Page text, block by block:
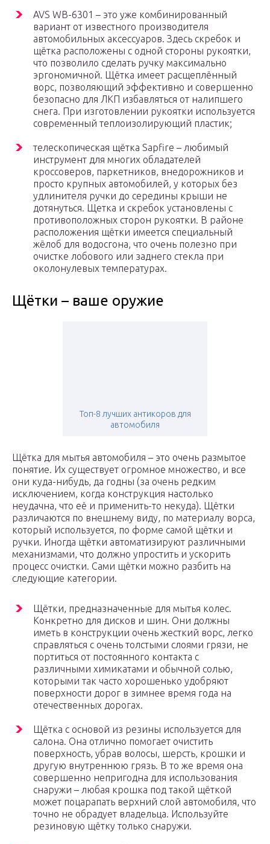
AVS WB-6301 – это уже комбинированный
вариант от известного производителя
автомобильных аксессуаров. Здесь скребок и
щётка расположены с одной стороны рукоятки,
что позволило сделать ручку максимально
эргономичной. Щётка имеет расщеплённый
ворс, позволяющий эффективно и совершенно
безопасно для ЛКП избавляться от налипшего
снега. При изготовлении рукоятки используется
современный теплоизолирующий пластик;
телескопическая щётка Sapfire – любимый
инструмент для многих обладателей
кроссоверов, паркетников, внедорожников и
просто крупных автомобилей, у которых без
удлинителя ручки до середины крыши не
дотянуться. Щетка и скребок установлены с
противоположных сторон рукоятки. В районе
расположения щётки имеется специальный
жёлоб для водосгона, что очень полезно при
очистке лобового или заднего стекла при
околонулевых температурах.
Щётки – ваше оружие
Топ-8 лучших антикоров для
автомобиля
Щётка для мытья автомобиля – это очень размытое
понятие. Их существует огромное множество, и все
они куда-нибудь, да годны (за очень редким
исключением, когда конструкция настолько
неудачна, что её и применить-то некуда). Щётки
различаются по внешнему виду, по материалу ворса,
который используется, по форме самой щётки и
ручки. Иногда щётки автоматизируют различными
механизмами, что должно упростить и ускорить
процесс очистки. Сами щётки можно разбить на
следующие категории.
Щётки, предназначенные для мытья колес.
Конкретно для дисков и шин. Они должны
иметь в конструкции очень жесткий ворс, легко
справляться с очень толстыми слоями грязи, не
портиться от постоянного контакта с
различными химикатами и обычной солью,
которыми так часто хорошенько удобряют
поверхности дорог в зимнее время года на
отечественных дорогах.
Щётка с основой из резины используется для
салона. Она отлично помогает очистить
поверхность, убрав волосы, шерсть, крошки и
другую внутреннюю грязь. В то же время она
совершенно непригодна для использования
снаружи – любая крошка под такой щёткой
может поцарапать верхний слой автомобиля, что
точно не обрадует владельца. Используйте
резиновую щётку только снаружи.